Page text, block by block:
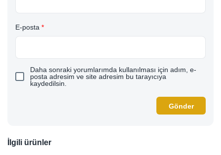
E-posta *
Daha sonraki yorumlarımda kullanılması için adım, e-
posta adresim ve site adresim bu tarayıcıya
kaydedilsin.
İlgili ürünler